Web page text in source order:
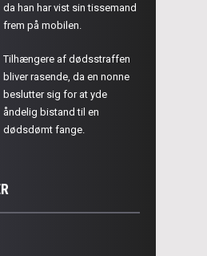
da han har vist sin tissemand
frem på mobilen.
Tilhængere af dødsstraffen
bliver rasende, da en nonne
beslutter sig for at yde
åndelig bistand til en
dødsdømt fange.